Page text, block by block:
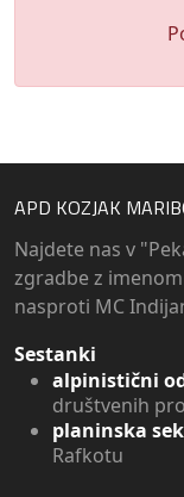
APD KOZJAK
Najdete nas v
zgradbe z
nasproti MC
Sestanki
alpinistični
društvenih
planinska
Rafkotu